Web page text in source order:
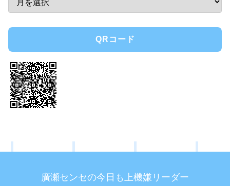
QRコード
廣瀬センセの今日も上機嫌リーダー